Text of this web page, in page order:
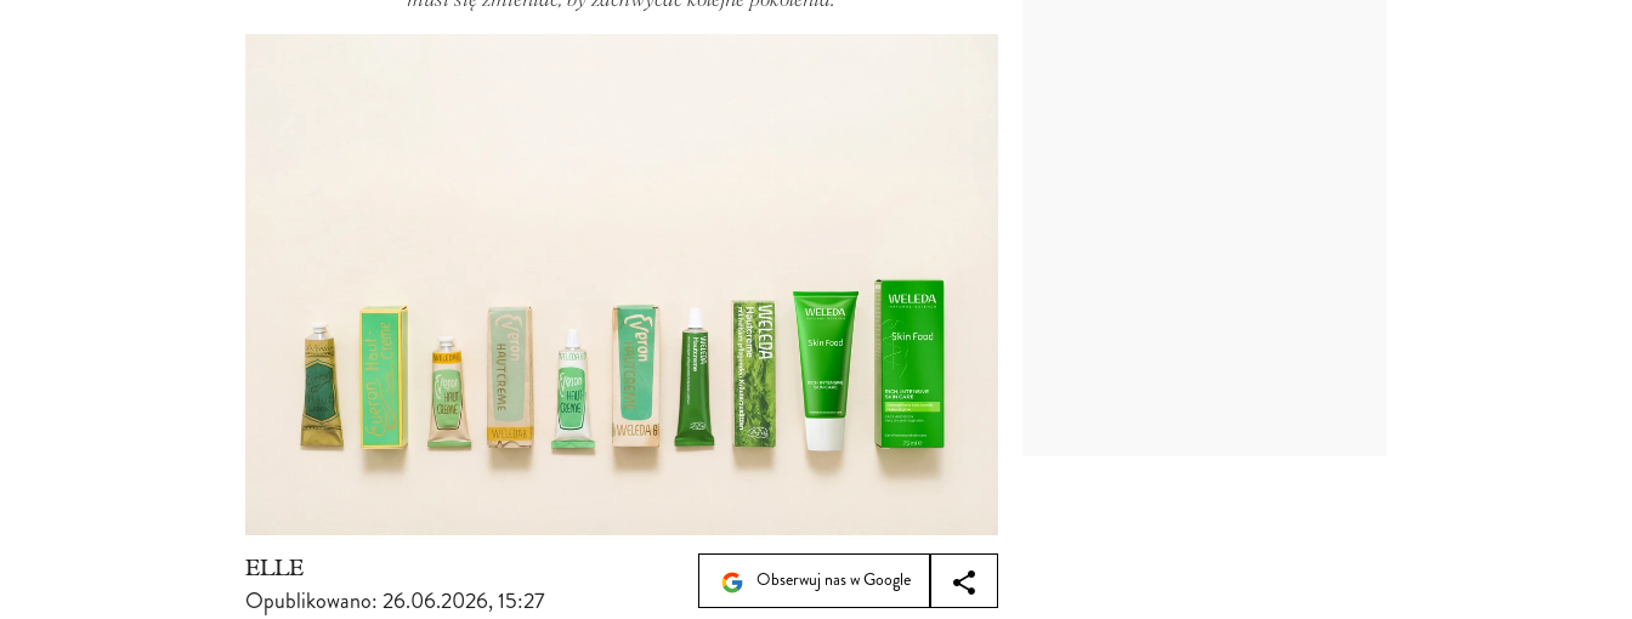
ELLE
Opublikowano:26.06.2026, 15:27
Obserwuj nas w Google